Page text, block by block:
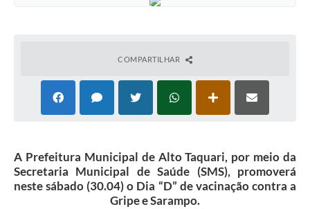
COMPARTILHAR
A Prefeitura Municipal de Alto Taquari, por meio da
Secretaria Municipal de Saúde (SMS), promoverá
neste sábado (30.04) o Dia “D” de vacinação contra a
Gripe e Sarampo.